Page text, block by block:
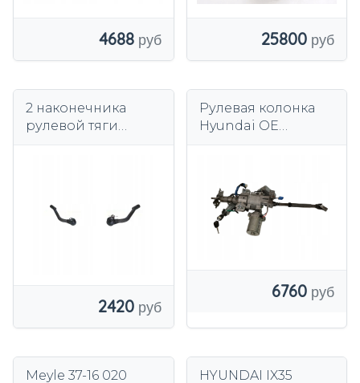
4688 25800
2 наконечника
рулевой тяги
2420
Рулевая колонка
Hyundai OE
6760
Meyle 37-16 020 HYUNDAI IX35